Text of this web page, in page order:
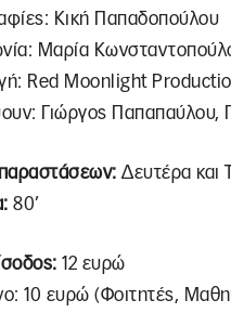
Κική Παπαδοπούλου
Μαρία
Red Moonlight
Γιώργος
Δευτέρα και
80’
12 ευρώ
10 ευρώ (Φοιτητές,